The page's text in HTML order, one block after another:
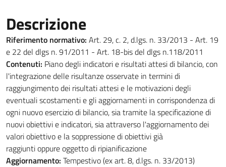
Descrizione
Riferimento normativo: Art. 29, c. 2, d.lgs. n. 33/2013 - Art. 19
e 22 del dlgs n. 91/2011 - Art. 18-bis del dlgs n.118/2011
Contenuti: Piano degli indicatori e risultati attesi di bilancio, con
l'integrazione delle risultanze osservate in termini di
raggiungimento dei risultati attesi e le motivazioni degli
eventuali scostamenti e gli aggiornamenti in corrispondenza di
ogni nuovo esercizio di bilancio, sia tramite la specificazione di
nuovi obiettivi e indicatori, sia attraverso l'aggiornamento dei
valori obiettivo e la soppressione di obiettivi già
raggiunti oppure oggetto di ripianificazione
Aggiornamento: Tempestivo (ex art. 8, d.lgs. n. 33/2013)